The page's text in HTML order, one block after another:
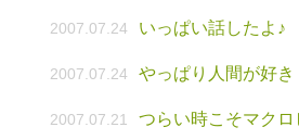
2007.07.24 いっぱい話したよ♪
2007.07.24 やっぱり人間が好き
2007.07.21 つらい時こそマクロ